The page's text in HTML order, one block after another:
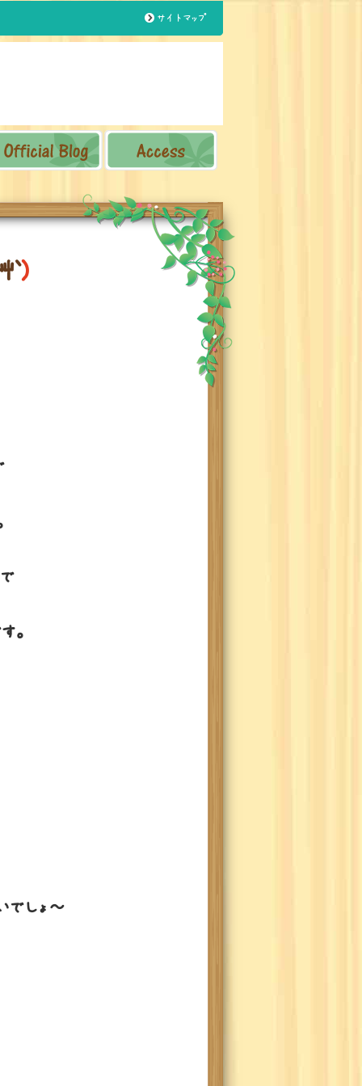
｀)
。
しょ～
サイトマップ